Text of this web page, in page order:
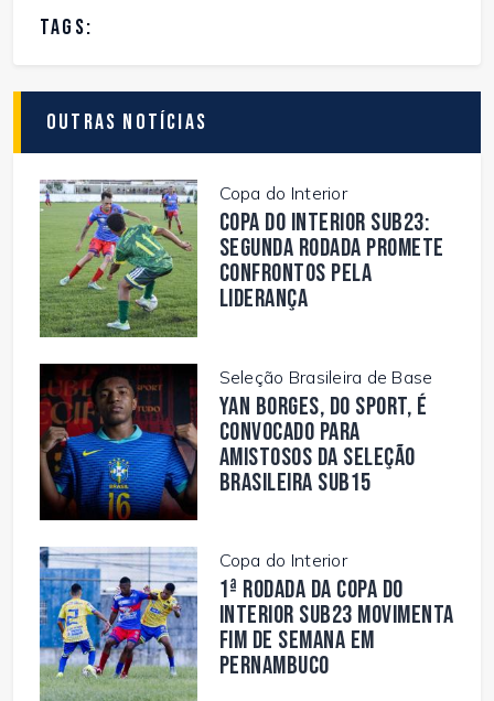
TAGS:
Outras Notícias
Copa do Interior
Copa do Interior Sub23:
segunda rodada promete
confrontos pela
liderança
Seleção Brasileira de Base
Yan Borges, do Sport, é
convocado para
amistosos da Seleção
Brasileira Sub15
Copa do Interior
1ª rodada da Copa do
Interior Sub23 movimenta
fim de semana em
Pernambuco